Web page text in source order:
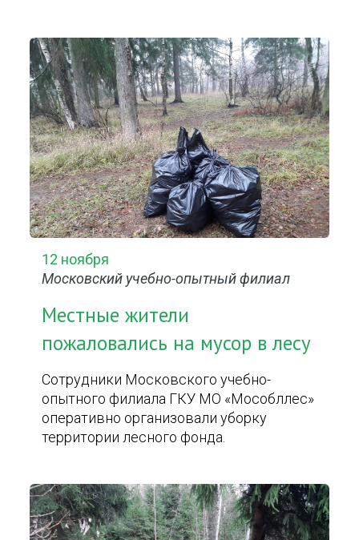
12 ноября
Московский учебно-опытный филиал
Местные жители
пожаловались на мусор в лесу
Сотрудники Московского учебно-
опытного филиала ГКУ МО «Мособллес»
оперативно организовали уборку
территории лесного фонда.